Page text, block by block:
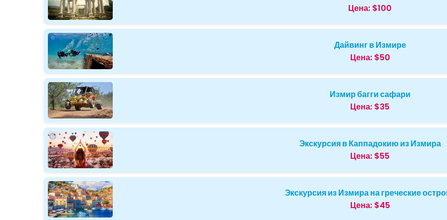
Цена: $100
Дайвинг в Измире
Цена: $50
Измир багги сафари
Цена: $35
Экскурсия в Каппадокию из Измира
Цена: $55
Экскурсия из Измира на греческие
Цена: $45